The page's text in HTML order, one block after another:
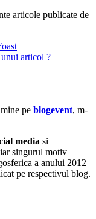
articole publicate de
articol ?
pe blogevent, m-
media si
singurul motiv
a anului 2012
pe respectivul blog.